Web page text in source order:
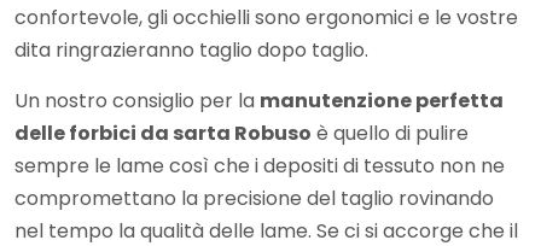
confortevole, gli occhielli sono ergonomici e le vostre
dita ringrazieranno taglio dopo taglio.
Un nostro consiglio per la manutenzione perfetta
delle forbici da sarta Robuso è quello di pulire
sempre le lame così che i depositi di tessuto non ne
compromettano la precisione del taglio rovinando
nel tempo la qualità delle lame. Se ci si accorge che il